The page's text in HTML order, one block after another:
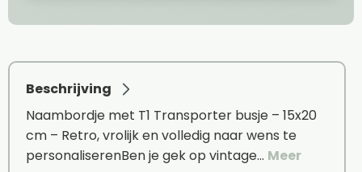
Beschrijving
Naambordje met T1 Transporter busje – 15x20
cm – Retro, vrolijk en volledig naar wens te
personaliserenBen je gek op vintage… Meer